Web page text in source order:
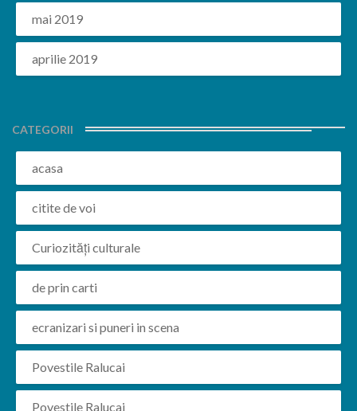
mai 2019
aprilie 2019
CATEGORII
acasa
citite de voi
Curiozități culturale
de prin carti
ecranizari si puneri in scena
Povestile Ralucai
Povestile Ralucai